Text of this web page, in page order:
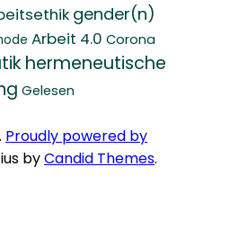
gender(n)
Arbeit 4.0 Corona
hermeneutische
Gelesen
Proudly powered by
byCandid Themes.